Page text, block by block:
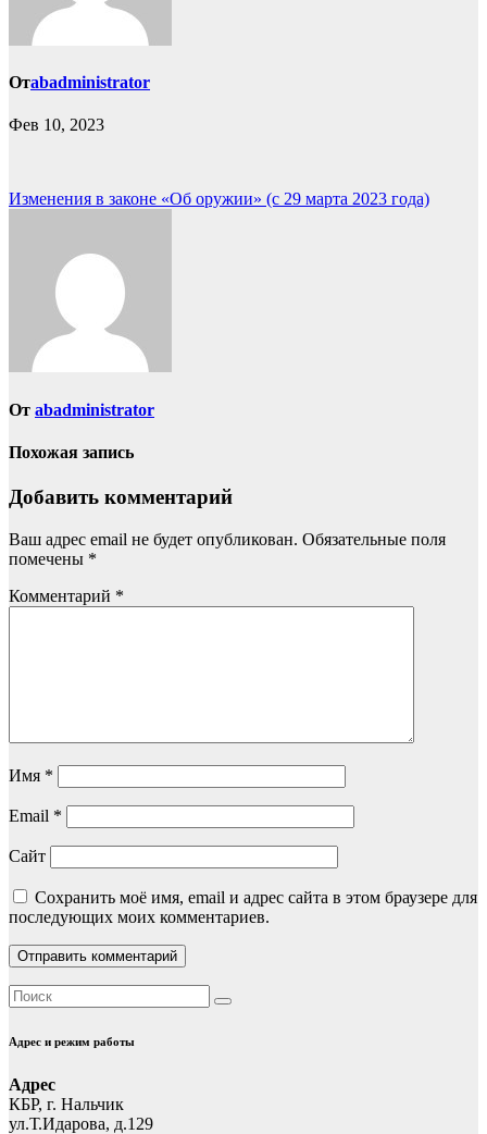
Отabadministrator
Фев 10, 2023
Навигация
записям
Изменения в законе «Об оружии» (с 29 марта 2023 года)
От abadministrator
Похожая запись
Добавить комментарий
Ваш адрес email не будет опубликован. Обязательные поля
помечены *
Комментарий *
Имя *
Email *
Сайт
Сохранить моё имя, email и адрес сайта в этом браузере для
последующих моих комментариев.
Адрес и режим работы
Адрес
КБР, г. Нальчик
ул.Т.Идарова, д.129